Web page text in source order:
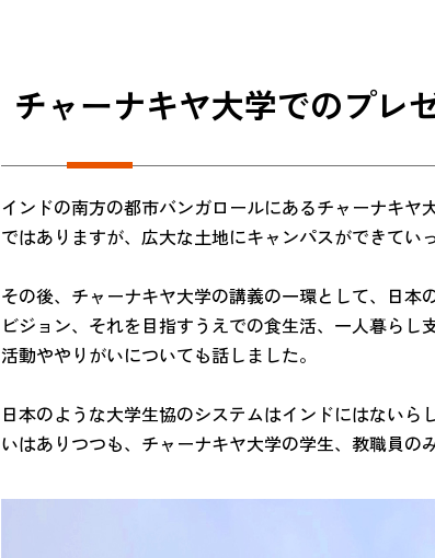
チャーナキヤ大学でのプレ
インドの南方の都市バンガロールにあるチャーナキ
ではありますが、広大な土地にキャンパスができてい
その後、チャーナキヤ大学の講義の一環として、日
ビジョン、それを目指すうえでの食生活、一人暮ら
活動ややりがいについても話しました。
日本のような大学生協のシステムはインドにはない
いはありつつも、チャーナキヤ大学の学生、教職員